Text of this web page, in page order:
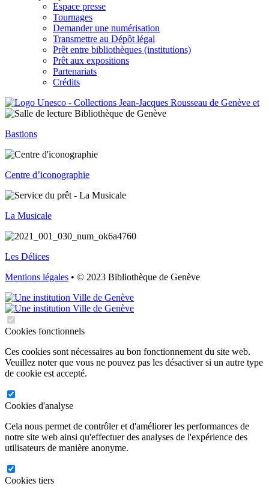
Espace presse
Tournages
Demander une numérisation
Transmettre au Dépôt légal
Prêt entre bibliothèques (institutions)
Prêt aux expositions
Partenariats
Crédits
Bastions
Centre d’iconographie
La Musicale
Les Délices
Mentions légales • © 2023 Bibliothèque de Genève
Cookies fonctionnels
Ces cookies sont nécessaires au bon fonctionnement du site web.
Veuillez noter que vous ne pouvez pas les désactiver si un autre type
de cookie est accepté.
Cookies d'analyse
Cela nous permet de contrôler et d'améliorer les performances de
notre site web ainsi qu'effectuer des analyses de l'expérience des
utilisateurs de manière anonyme.
Cookies tiers